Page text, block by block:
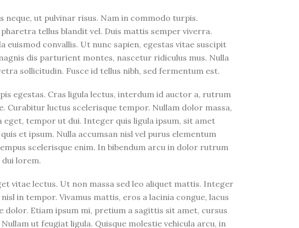
neque, ut pulvinar risus. Nam in commodo turpis.
tellus blandit vel. Duis mattis semper viverra.
convallis. Ut nunc sapien, egestas vitae suscipit
dis parturient montes, nascetur ridiculus mus. Nulla
sollicitudin. Fusce id tellus nibh, sed fermentum est.
egestas. Cras ligula lectus, interdum id auctor a, rutrum
luctus scelerisque tempor. Nullam dolor massa,
eget, tempor ut dui. Integer quis ligula ipsum, sit amet
et ipsum. Nulla accumsan nisl vel purus elementum
scelerisque enim. In bibendum arcu in dolor rutrum
lorem.
vitae lectus. Ut non massa sed leo aliquet mattis. Integer
in tempor. Vivamus mattis, eros a lacinia congue, lacus
dolor. Etiam ipsum mi, pretium a sagittis sit amet, cursus
ut feugiat ligula. Quisque molestie vehicula arcu, in